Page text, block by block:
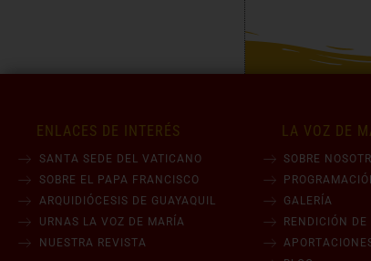
ENLACES DE INTERÉS
SANTA SEDE DEL VATICANO
SOBRE EL PAPA FRANCISCO
ARQUIDIÓCESIS DE GUAYAQUIL
URNAS LA VOZ DE MARÍA
NUESTRA REVISTA
LA VOZ DE
SOBRE
GALERÍA
RENDICIÓN